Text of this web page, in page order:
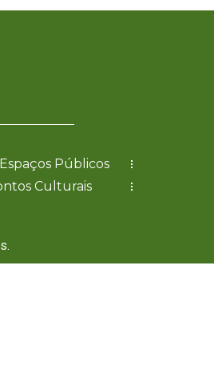
Espaços Públicos
Culturais